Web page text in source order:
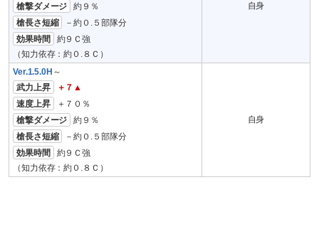
槍撃ダメージ
約９％
槍長さ短縮
－約０.５部隊分
効果時間
約９Ｃ強
（知力依存：約０.８Ｃ）
自身
Ver.1.5.0H ～
武力上昇
＋７▲
速度上昇
＋７０％
槍撃ダメージ
約９％
槍長さ短縮
－約０.５部隊分
効果時間
約９Ｃ強
（知力依存：約０.８Ｃ）
自身